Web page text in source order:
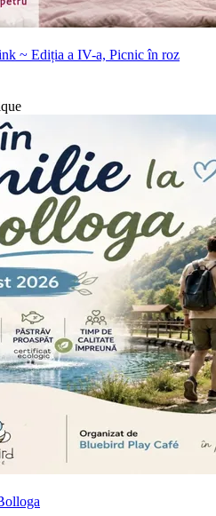
~ Ediția a IV-a, Picnic în roz